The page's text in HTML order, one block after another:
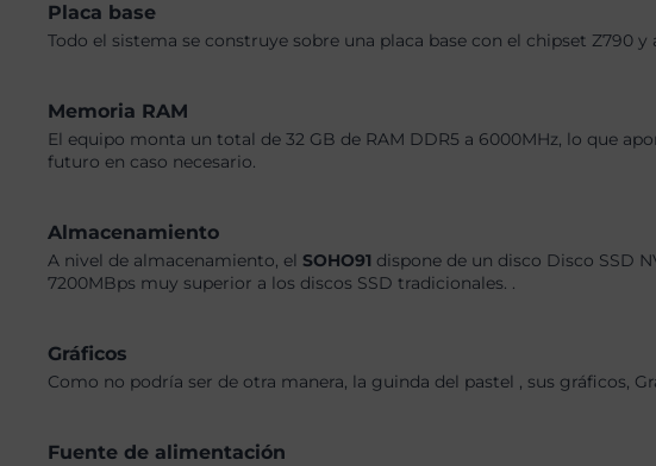
Placa base
Todo el sistema se construye sobre una placa base con el chipset Z790
Memoria RAM
El equipo monta un total de 32 GB de RAM DDR5 a 6000MHz, lo que
futuro en caso necesario.
Almacenamiento
A nivel de almacenamiento, elSOHO91 dispone de un disco Disco SSD
7200MBps muy superior a los discos SSD tradicionales. .
Gráficos
Como no podría ser de otra manera, la guinda del pastel , sus gráficos,
Fuente de alimentación